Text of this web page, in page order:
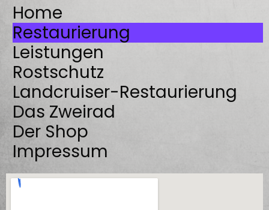
Home
Restaurierung
Leistungen
Rostschutz
Landcruiser-Restaurierung
Das Zweirad
Der Shop
Impressum